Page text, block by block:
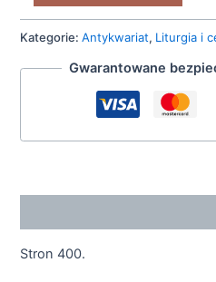
Kategorie:Antykwariat, Liturgia i
Gwarantowane
Stron 400.